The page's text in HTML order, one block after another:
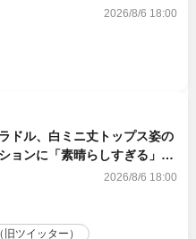
2026/8/6 18:00
ドル、白ミニ丈トップス姿の
ョンに「素晴らしすぎる」
」とネット絶賛
2026/8/6 18:00
旧ツイッター）